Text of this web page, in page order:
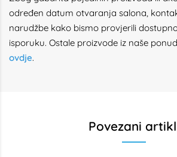
određen datum otvaranja salona,
narudžbe kako bismo provjerili
isporuku. Ostale proizvode iz naše
ovdje.
Povezani